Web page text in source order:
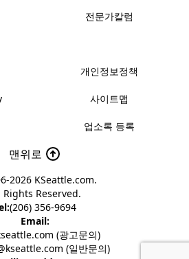
전문가칼럼
개인정보정책
사이트맵
업소록 등록
맨위로
2026 KSeattle.com.
Rights Reserved.
(206) 356-9694
Email:
(광고문의)
(일반문의)